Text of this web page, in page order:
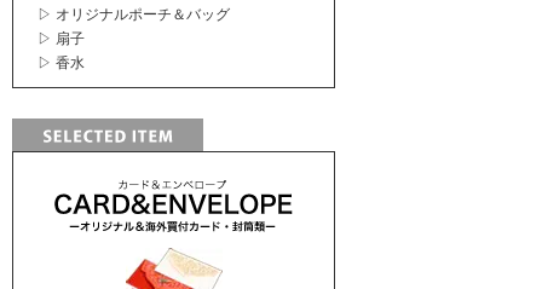
▷ オリジナルポーチ＆バッグ
▷ 扇子
▷ 香水